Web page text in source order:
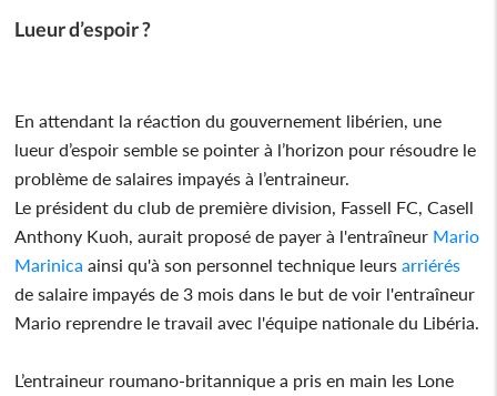
Lueur d’espoir ?
En attendant la réaction du gouvernement libérien, une
lueur d’espoir semble se pointer à l’horizon pour résoudre le
problème de salaires impayés à l’entraineur.
Le président du club de première division, Fassell FC, Casell
Anthony Kuoh, aurait proposé de payer à l'entraîneur Mario
Marinica ainsi qu'à son personnel technique leurs arriérés
de salaire impayés de 3 mois dans le but de voir l'entraîneur
Mario reprendre le travail avec l'équipe nationale du Libéria.
L’entraineur roumano-britannique a pris en main les Lone